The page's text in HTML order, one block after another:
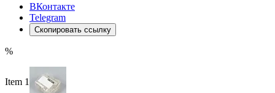
ВКонтакте
Telegram
Скопировать ссылку
%
Item 1 of 3